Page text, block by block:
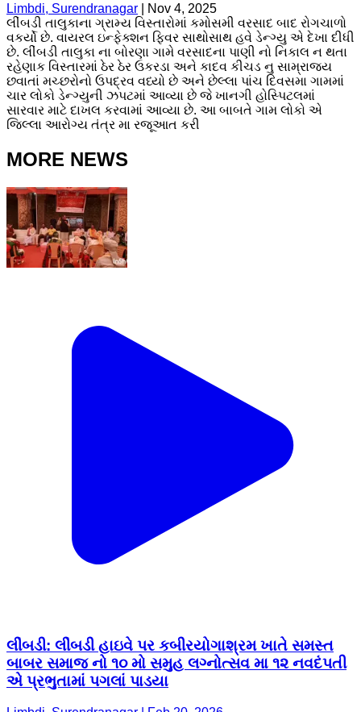
Limbdi, Surendranagar
Nov 4, 2025
લીંબડી તાલુકાના ગ્રામ્ય વિસ્તારોમાં કમોસમી વરસાદ બાદ રોગચાળો
વકર્યો છે. વાયરલ ઇન્ફેક્શન ફિવર સાથોસાથ હવે ડેન્ગ્યુ એ દેખા દીધી
છે. લીંબડી તાલુકા ના બોરણા ગામે વરસાદના પાણી નો નિકાલ ન થતા
રહેણાક વિસ્તારમાં ઠેર ઠેર ઉકરડા અને કાદવ કીચડ નુ સામ્રાજ્ય
છવાતાં મચ્છરોનો ઉપદ્રવ વધ્યો છે અને છેલ્લા પાંચ દિવસમા ગામમાં
ચાર લોકો ડેન્ગ્યુની ઝપટમાં આવ્યા છે જે ખાનગી હોસ્પિટલમાં
સારવાર માટે દાખલ કરવામાં આવ્યા છે. આ બાબતે ગામ લોકો એ
જિલ્લા આરોગ્ય તંત્ર મા રજૂઆત કરી
MORE NEWS
લીંબડી: લીંબડી હાઇવે પર કબીરયોગાશ્રમ ખાતે સમસ્ત
બાબર સમાજ નો ૧૦ મો સમુહ લગ્નોત્સવ મા ૧૨ નવદંપતી
એ પ્રભુતામાં પગલાં પાડયા